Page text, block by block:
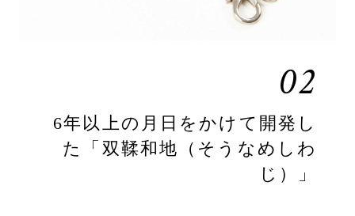
02
6年以上の月日をかけて開発し
た「双鞣和地（そうなめしわ
じ）」